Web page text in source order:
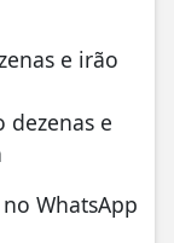
e irão
dezenas e
WhatsApp